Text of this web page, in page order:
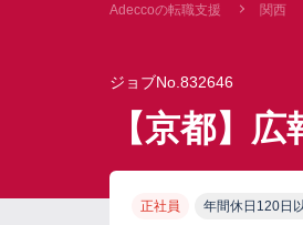
Adeccoの転職支援 関西
ジョブNo.832646
【京都】
正社員 年間休日120日